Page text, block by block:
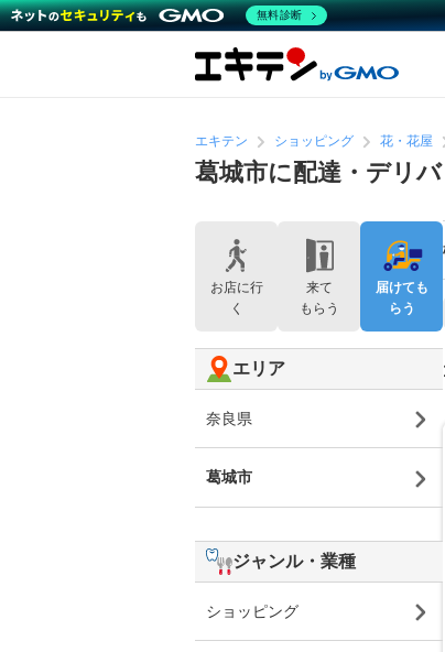
エキテン ショッピング 花・花屋
葛城市に配達・デリ
お店に行
く
来て
もらう
届けても
らう
エリア
奈良県
葛城市
ジャンル・業種
ショッピング
無料診断